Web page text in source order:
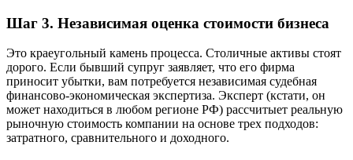
Шаг 3. Независимая оценка стоимости бизнеса
Это краеугольный камень процесса. Столичные активы стоят
дорого. Если бывший супруг заявляет, что его фирма
приносит убытки, вам потребуется независимая судебная
финансово-экономическая экспертиза. Эксперт (кстати, он
может находиться в любом регионе РФ) рассчитыет реальную
рыночную стоимость компании на основе трех подходов:
затратного, сравнительного и доходного.